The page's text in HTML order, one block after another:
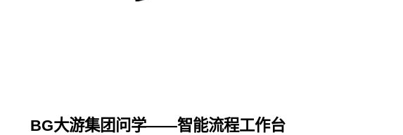
BG大游集团问学——智能流程工作台